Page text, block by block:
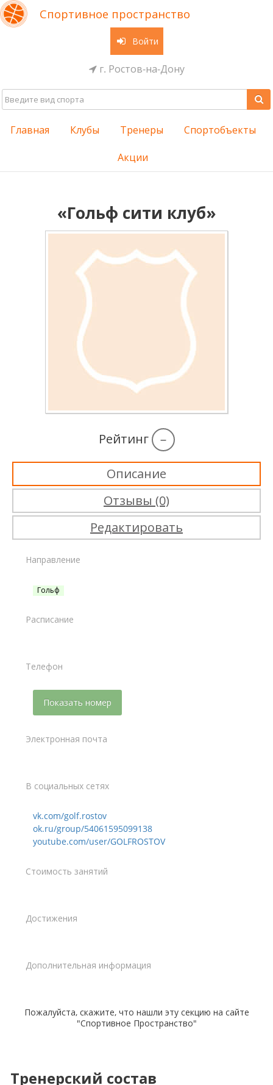
Спортивное пространство
Войти
г. Ростов-на-Дону
Главная Клубы Тренеры Спортобъекты
Акции
«Гольф сити клуб»
Рейтинг –
Описание
Отзывы (0)
Редактировать
Направление
Гольф
Расписание
Телефон
Показать номер
Электронная почта
В социальных сетях
vk.com/golf.rostov
ok.ru/group/54061595099138
youtube.com/user/GOLFROSTOV
Стоимость занятий
Достижения
Дополнительная информация
Пожалуйста, скажите, что нашли эту секцию на сайте
"Спортивное Пространство"
Тренерский состав